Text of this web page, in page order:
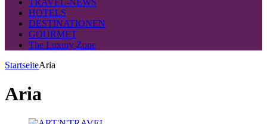
TRAVEL-NEWS
HOTELS
DESTINATIONEN
GOURMET
The Luxury Zone
StartseiteAria
Aria